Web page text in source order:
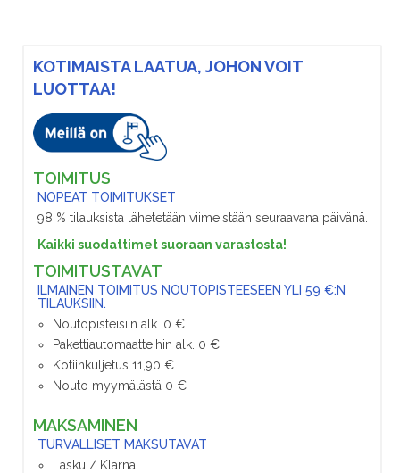
KOTIMAISTA LAATUA, JOHON VOIT
LUOTTAA!
TOIMITUS
NOPEAT TOIMITUKSET
98 % tilauksista lähetetään viimeistään seuraavana päivänä.
Kaikki suodattimet suoraan varastosta!
TOIMITUSTAVAT
ILMAINEN TOIMITUS NOUTOPISTEESEEN YLI 59 €:N
TILAUKSIIN.
Noutopisteisiin alk. 0 €
Pakettiautomaatteihin alk. 0 €
Kotiinkuljetus 11,90 €
Nouto myymälästä 0 €
MAKSAMINEN
TURVALLISET MAKSUTAVAT
Lasku / Klarna